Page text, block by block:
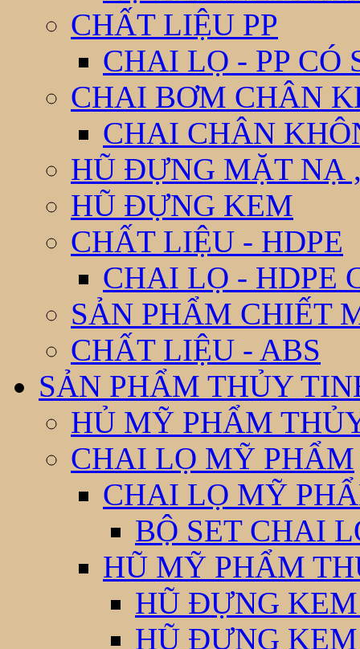
CHẤT LIỆU PP
CHAI LỌ - PP CÓ
CHAI BƠM CHÂN
CHAI CHÂN
HŨ ĐỰNG MẶT NẠ
HŨ ĐỰNG KEM
CHẤT LIỆU - HDPE
CHAI LỌ - HDPE
SẢN PHẨM CHIẾT
CHẤT LIỆU - ABS
SẢN PHẨM THỦY
HỦ MỸ PHẨM
CHAI LỌ MỸ PHẨM
CHAI LỌ MỸ
BỘ SET CHAI
HŨ MỸ PHẨM
HŨ ĐỰNG
HŨ ĐỰNG